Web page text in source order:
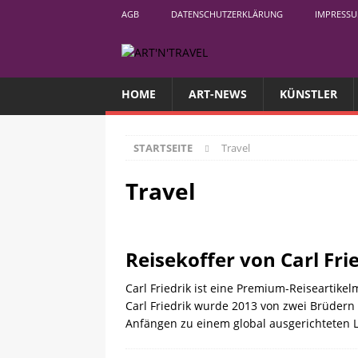
AGB DATENSCHUTZERKLÄRUNG
HOME ART-NEWS KÜNSTLER
STARTSEITE Travel
Travel
Reisekoffer von Carl
Carl Friedrik ist eine Premium-
Carl Friedrik wurde 2013 von zwei
Anfängen zu einem global ausgerichteten